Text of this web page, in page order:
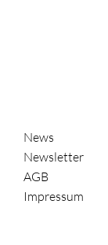
News
Newsletter
AGB
Impressum